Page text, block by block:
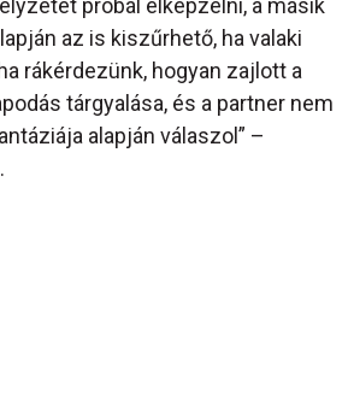
próbál elképzelni, a másik
az is kiszűrhető, ha valaki
rákérdezünk, hogyan zajlott a
tárgyalása, és a partner nem
alapján válaszol” –